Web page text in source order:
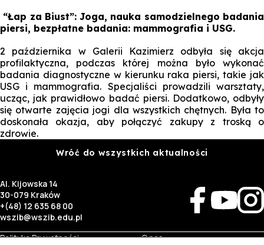
“Łap za Biust”: Joga, nauka samodzielnego badania
piersi, bezpłatne badania: mammografia i USG.
2 października w Galerii Kazimierz odbyła się akcja
profilaktyczna, podczas której można było wykonać
badania diagnostyczne w kierunku raka piersi, takie jak
USG i mammografia. Specjaliści prowadzili warsztaty,
ucząc, jak prawidłowo badać piersi. Dodatkowo, odbyły
się otwarte zajęcia jogi dla wszystkich chętnych. Była to
doskonała okazja, aby połączyć zakupy z troską o
zdrowie.
Wróć do wszystkich aktualności
Al. Kijowska 14
30-079 Kraków
+(48) 12 635 68 00
wszib@wszib.edu.pl
Polityka Prywatności
O nas